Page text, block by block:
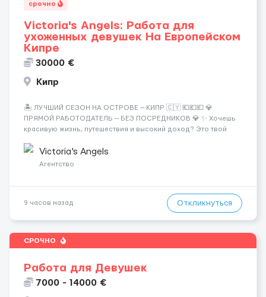
срочно
Victoria's Angels: Работа для
ухоженных девушек На Европейском
Кипре
30000 €
Кипр
🏝️ ЛУЧШИЙ СЕЗОН НА ОСТРОВЕ — КИПР 🇨🇾 💶💶💶 💎
ПРЯМОЙ РАБОТОДАТЕЛЬ — БЕЗ ПОСРЕДНИКОВ 💎 ✨ Хочешь
красивую жизнь, путешествия и высокий доход? Это твой
Опытная команда с годами практики — Стабильный поток
клиентов (без ...
Victoria's Angels
Агентство
9 часов назад Откликнуться
СРОЧНО
Работа для Девушек
7000 - 14000 €